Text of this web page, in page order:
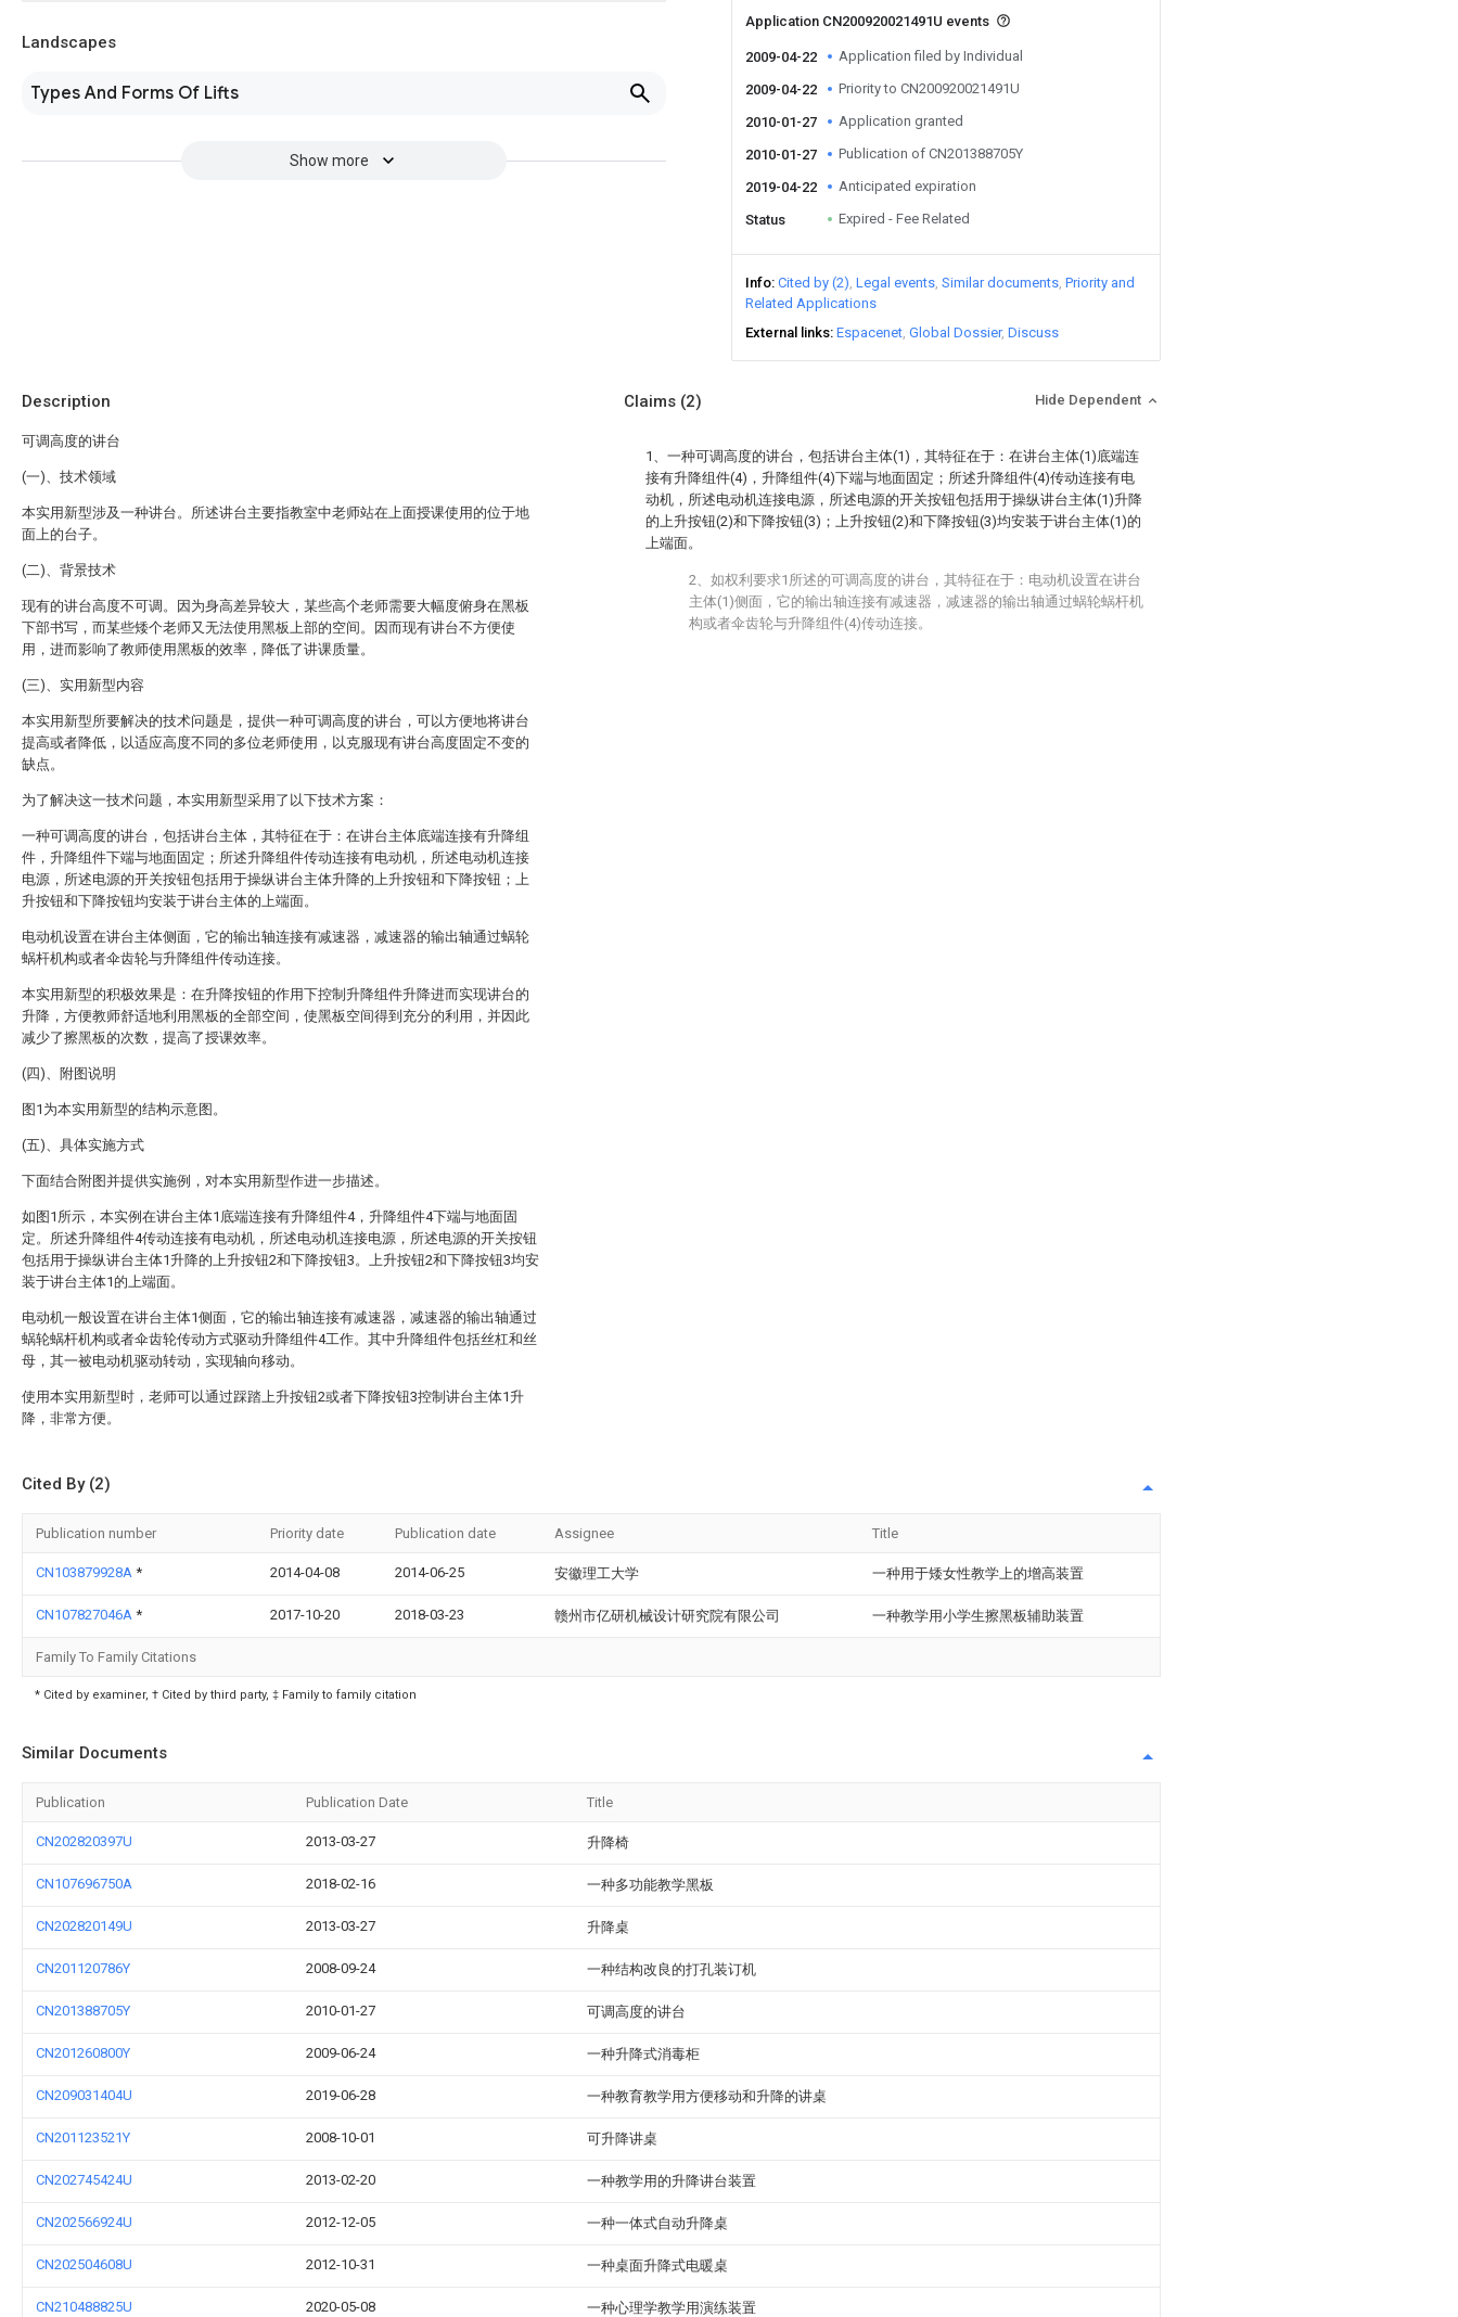
Landscapes
Types And Forms Of Lifts
Show more
Application CN200920021491U events
2009-04-22 Application filed by Individual
2009-04-22 Priority to CN200920021491U
2010-01-27 Application granted
2010-01-27 Publication of CN201388705Y
2019-04-22 Anticipated expiration
Status Expired - Fee Related
Info Cited by (2) Legal events Similar documents Priority and
Related Applications
External links Espacenet Global Dossier Discuss
Description
可调高度的讲台
(一)、技术领域
本实用新型涉及一种讲台。所述讲台主要指教室中老师站在上面授课使用的位于地
面上的台子。
(二)、背景技术
现有的讲台高度不可调。因为身高差异较大，某些高个老师需要大幅度俯身在黑板
下部书写，而某些矮个老师又无法使用黑板上部的空间。因而现有讲台不方便使
用，进而影响了教师使用黑板的效率，降低了讲课质量。
(三)、实用新型内容
本实用新型所要解决的技术问题是，提供一种可调高度的讲台，可以方便地将讲台
提高或者降低，以适应高度不同的多位老师使用，以克服现有讲台高度固定不变的
缺点。
为了解决这一技术问题，本实用新型采用了以下技术方案：
一种可调高度的讲台，包括讲台主体，其特征在于：在讲台主体底端连接有升降组
件，升降组件下端与地面固定；所述升降组件传动连接有电动机，所述电动机连接
电源，所述电源的开关按钮包括用于操纵讲台主体升降的上升按钮和下降按钮；上
升按钮和下降按钮均安装于讲台主体的上端面。
电动机设置在讲台主体侧面，它的输出轴连接有减速器，减速器的输出轴通过蜗轮
蜗杆机构或者伞齿轮与升降组件传动连接。
本实用新型的积极效果是：在升降按钮的作用下控制升降组件升降进而实现讲台的
升降，方便教师舒适地利用黑板的全部空间，使黑板空间得到充分的利用，并因此
减少了擦黑板的次数，提高了授课效率。
(四)、附图说明
图1为本实用新型的结构示意图。
(五)、具体实施方式
下面结合附图并提供实施例，对本实用新型作进一步描述。
如图1所示，本实例在讲台主体1底端连接有升降组件4，升降组件4下端与地面固
定。所述升降组件4传动连接有电动机，所述电动机连接电源，所述电源的开关按钮
包括用于操纵讲台主体1升降的上升按钮2和下降按钮3。上升按钮2和下降按钮3均安
装于讲台主体1的上端面。
电动机一般设置在讲台主体1侧面，它的输出轴连接有减速器，减速器的输出轴通过
蜗轮蜗杆机构或者伞齿轮传动方式驱动升降组件4工作。其中升降组件包括丝杠和丝
母，其一被电动机驱动转动，实现轴向移动。
使用本实用新型时，老师可以通过踩踏上升按钮2或者下降按钮3控制讲台主体1升
降，非常方便。
Claims (2) Hide Dependent
1、一种可调高度的讲台，包括讲台主体(1)，其特征在于：在讲台主体(1)底端连
接有升降组件(4)，升降组件(4)下端与地面固定；所述升降组件(4)传动连接有电
动机，所述电动机连接电源，所述电源的开关按钮包括用于操纵讲台主体(1)升降
的上升按钮(2)和下降按钮(3)；上升按钮(2)和下降按钮(3)均安装于讲台主体(1)的
上端面。
2、如权利要求1所述的可调高度的讲台，其特征在于：电动机设置在讲台
主体(1)侧面，它的输出轴连接有减速器，减速器的输出轴通过蜗轮蜗杆机
构或者伞齿轮与升降组件(4)传动连接。
Cited By (2)
Publication number Priority date Publication date Assignee Title
CN103879928A * 2014-04-08 2014-06-25 安徽理工大学 一种用于矮女性教学上的增高装置
CN107827046A * 2017-10-20 2018-03-23 赣州市亿研机械设计研究院有限公司 一种教学用小学生擦黑板辅助装置
Family To Family Citations
* Cited by examiner, † Cited by third party, ‡ Family to family citation
Similar Documents
Publication Publication Date Title
CN202820397U 2013-03-27 升降椅
CN107696750A 2018-02-16 一种多功能教学黑板
CN202820149U 2013-03-27 升降桌
CN201120786Y 2008-09-24 一种结构改良的打孔装订机
CN201388705Y 2010-01-27 可调高度的讲台
CN201260800Y 2009-06-24 一种升降式消毒柜
CN209031404U 2019-06-28 一种教育教学用方便移动和升降的讲桌
CN201123521Y 2008-10-01 可升降讲桌
CN202745424U 2013-02-20 一种教学用的升降讲台装置
CN202566924U 2012-12-05 一种一体式自动升降桌
CN202504608U 2012-10-31 一种桌面升降式电暖桌
CN210488825U 2020-05-08 一种心理学教学用演练装置